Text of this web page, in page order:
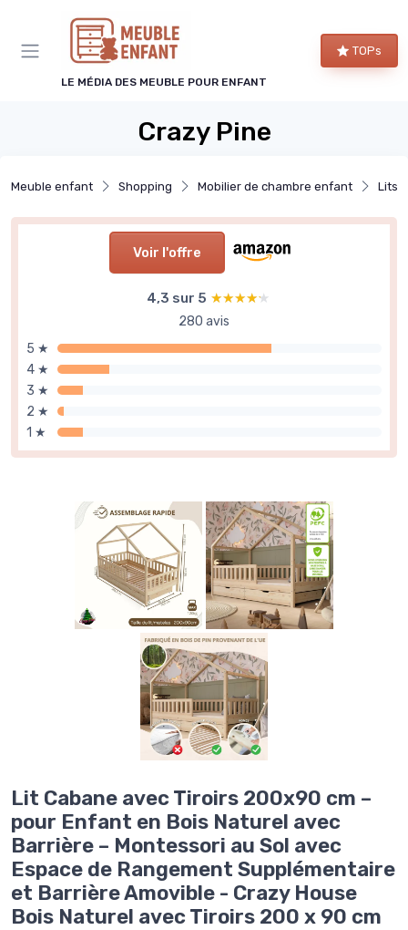
LE MÉDIA DES MEUBLE POUR ENFANT
TOPs
Crazy Pine
Meuble enfant Shopping Mobilier de chambre enfant Lits
Voir l'offre
4,3 sur 5 ★★★★★
★★★★★
280 avis
5 ★
4 ★
3 ★
2 ★
1 ★
Lit Cabane avec Tiroirs 200x90 cm –
pour Enfant en Bois Naturel avec
Barrière – Montessori au Sol avec
Espace de Rangement Supplémentaire
et Barrière Amovible - Crazy House
Bois Naturel avec Tiroirs 200 x 90 cm